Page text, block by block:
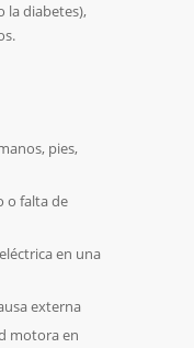
la diabetes),
pies,
o falta de
en una
externa
motora en